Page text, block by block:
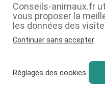
d’Inde ?
Combien doit peser un
cochon d’Inde connaît une
Conseils-animaux.fr
vous proposer la
les données des
Continuer sans accepter
Réglages des cookies